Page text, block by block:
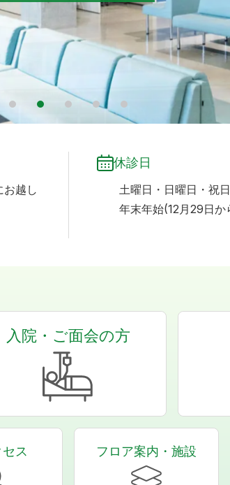
2 5
お越し
休診日
土曜日・日曜日・祝日
年末年始(12月29日
入院・ご面会の方
ス フロア案内・施設